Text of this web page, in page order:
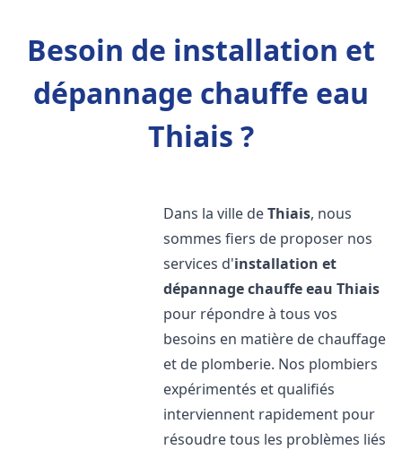
Besoin de installation et
dépannage chauffe eau
Thiais ?
Dans la ville deThiais, nous
sommes fiers de proposer nos
services d'installation et
dépannage chauffe eau Thiais
pour répondre à tous vos
besoins en matière de chauffage
et de plomberie. Nos plombiers
expérimentés et qualifiés
interviennent rapidement pour
résoudre tous les problèmes liés